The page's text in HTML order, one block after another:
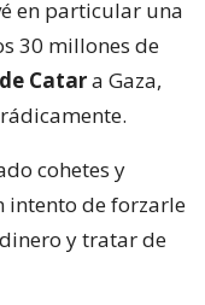
en particular una
30 millones de
Catara Gaza,
cohetes y
intento de forzarle
y tratar de